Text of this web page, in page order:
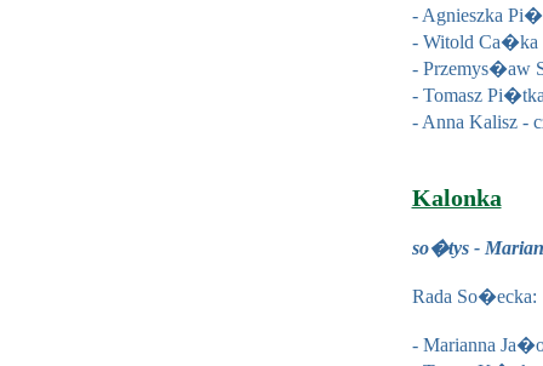
- Agnieszka
- Witold
- Przemys�aw
- Tomasz
- Anna Kalisz -
Kalonka
so�tys -
Rada So�ecka:
- Marianna